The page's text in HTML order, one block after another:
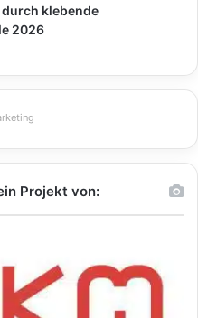
klebende
2026
Projekt von: